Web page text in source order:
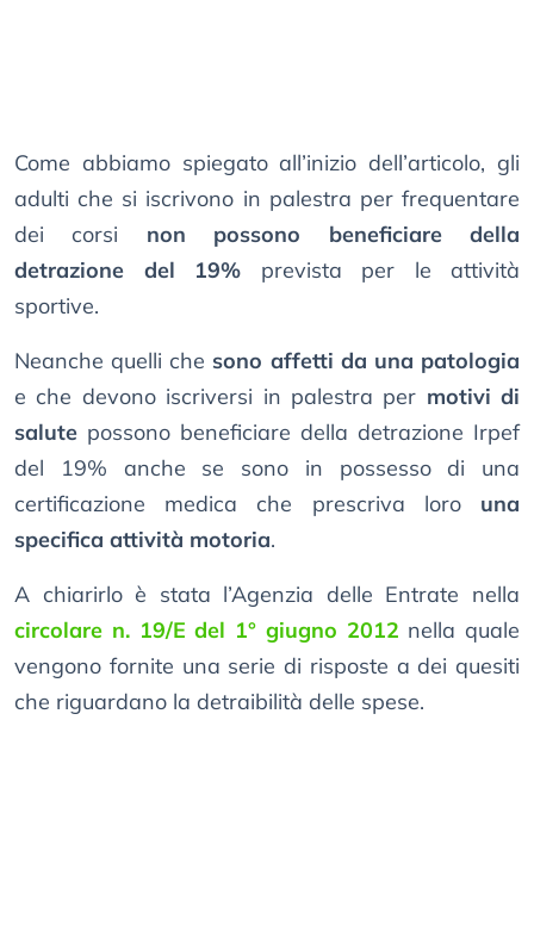
Come abbiamo spiegato all’inizio dell’articolo, gli
adulti che si iscrivono in palestra per frequentare
dei corsi non possono beneficiare della
detrazione del 19% prevista per le attività
sportive.
Neanche quelli che sono affetti da una patologia
e che devono iscriversi in palestra per motivi di
salute possono beneficiare della detrazione Irpef
del 19% anche se sono in possesso di una
certificazione medica che prescriva loro una
specifica attività motoria.
A chiarirlo è stata l’Agenzia delle Entrate nella
circolare n. 19/E del 1° giugno 2012 nella quale
vengono fornite una serie di risposte a dei quesiti
che riguardano la detraibilità delle spese.